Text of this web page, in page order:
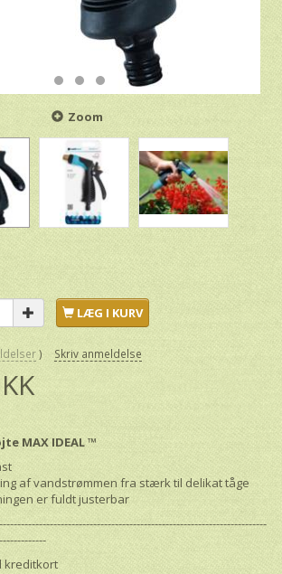
Zoom
LÆG I KURV
Skriv anmeldelse
MAX IDEAL ™
af vandstrømmen fra stærk til delikat tåge
er fuldt justerbar
kreditkort